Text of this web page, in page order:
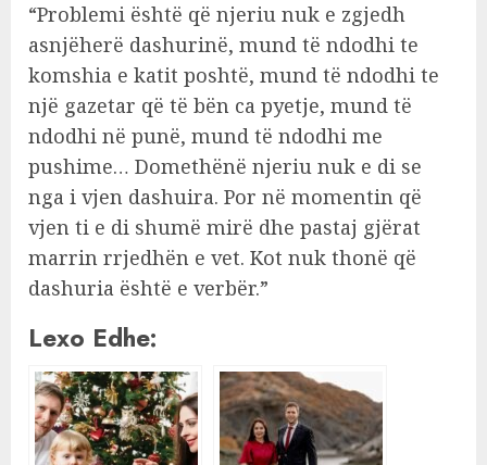
“Problemi është që njeriu nuk e zgjedh
asnjëherë dashurinë, mund të ndodhi te
komshia e katit poshtë, mund të ndodhi te
një gazetar që të bën ca pyetje, mund të
ndodhi në punë, mund të ndodhi me
pushime… Domethënë njeriu nuk e di se
nga i vjen dashuira. Por në momentin që
vjen ti e di shumë mirë dhe pastaj gjërat
marrin rrjedhën e vet. Kot nuk thonë që
dashuria është e verbër.”
Lexo Edhe: